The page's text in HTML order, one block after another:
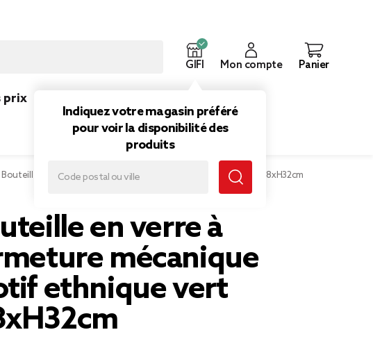
GIFI
Indiquez votre magasin préféré
pour voir la disponibilité des
produits
Mon compte Panier
prix
Bouteille en verre à fermeture mécanique motif ethnique vert Ø8xH32cm
en verre à
mécanique
ethnique vert